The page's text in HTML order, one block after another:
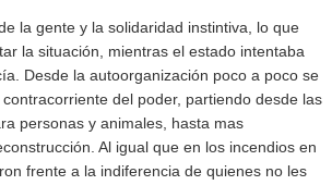
la gente y la solidaridad instintiva, lo que
la situación, mientras el estado intentaba
Desde la autoorganización poco a poco se
del poder, partiendo desde las
personas y animales, hasta mas
Al igual que en los incendios en
frente a la indiferencia de quienes no les